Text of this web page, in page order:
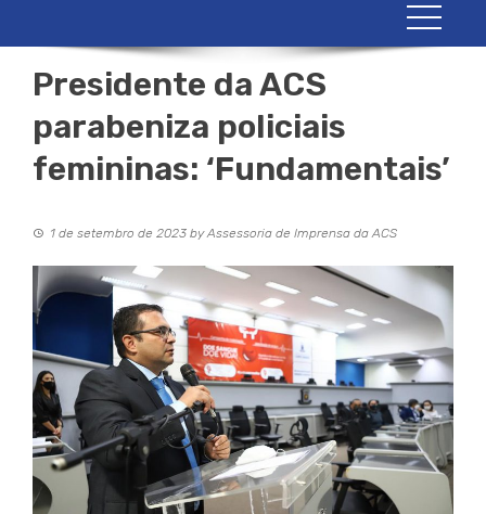
Presidente da ACS
parabeniza policiais
femininas: ‘Fundamentais’
1 de setembro de 2023 byAssessoria de Imprensa da ACS